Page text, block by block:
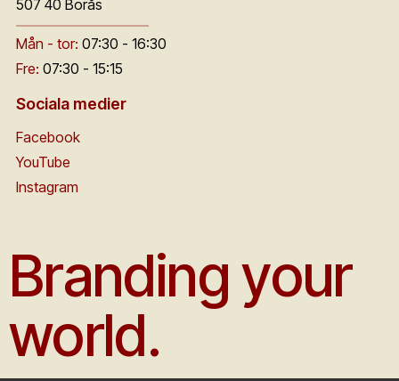
507 40 Borås
Mån - tor: 07:30 - 16:30
Fre: 07:30 - 15:15
Sociala medier
Facebook
YouTube
Instagram
Branding your
world.